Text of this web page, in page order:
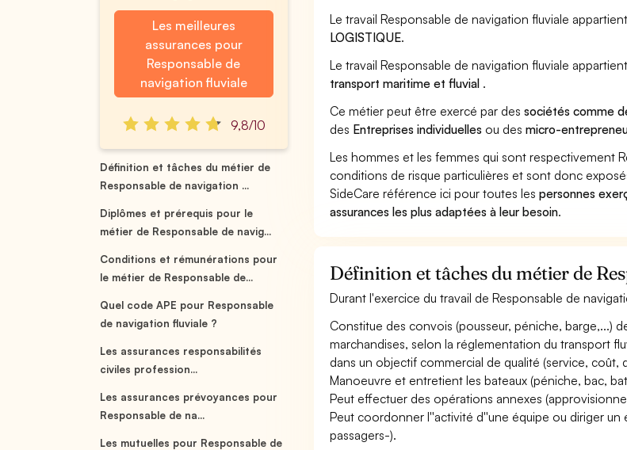
Les meilleures
assurances pour
Responsable de
navigation fluviale
9,8/10
Définition et tâches du métier de
Responsable de navigation ...
Diplômes et prérequis pour le
métier de Responsable de navig...
Conditions et rémunérations pour
le métier de Responsable de...
Quel code APE pour Responsable
de navigation fluviale ?
Les assurances responsabilités
civiles profession...
Les assurances prévoyances pour
Responsable de na...
Les mutuelles pour Responsable de
Le travail Responsable de navigation fluviale
LOGISTIQUE.
Le travail Responsable de navigation fluviale
transport maritime et fluvial .
Ce métier peut être exercé par dessociétés comme
des Entreprises individuelles ou desmicro-
Les hommes et les femmes qui sont respectivement
conditions de risque particulières et sont donc
SideCare référence ici pour toutes lespersonnes
assurances les plus adaptées à leur besoin.
Définition et tâches du métier de
Durant l'exercice du travail de Responsable de
Constitue des convois (pousseur, péniche, barge,...)
marchandises, selon la réglementation du transport
dans un objectif commercial de qualité (service, coût,
Manoeuvre et entretient les bateaux (péniche, bac,
Peut effectuer des opérations annexes
Peut coordonner l''activité d''une équipe ou diriger
passagers-).